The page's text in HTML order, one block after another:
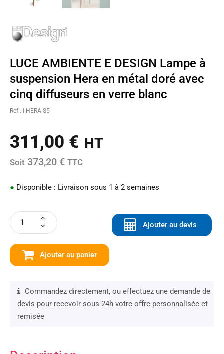
LUCE AMBIENTE E DESIGN Lampe à
suspension Hera en métal doré avec
cinq diffuseurs en verre blanc
Réf : I-HERA-S5
311,00 € HT
Soit 373,20 € TTC
● Disponible : Livraison sous 1 à 2 semaines
Ajouter au panier
Ajouter au devis
Commandez directement, ou effectuez une demande de
devis pour recevoir sous 24h votre offre personnalisée et
remisée